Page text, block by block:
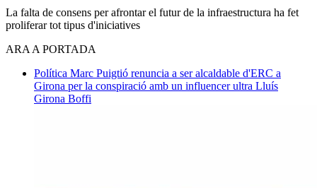
La falta de consens per afrontar el futur de la infraestructura ha fet
proliferar tot tipus d'iniciatives
ARA A PORTADA
Política Marc Puigtió renuncia a ser alcaldable d'ERC a
Girona per la conspiració amb un influencer ultra Lluís
Girona Boffi